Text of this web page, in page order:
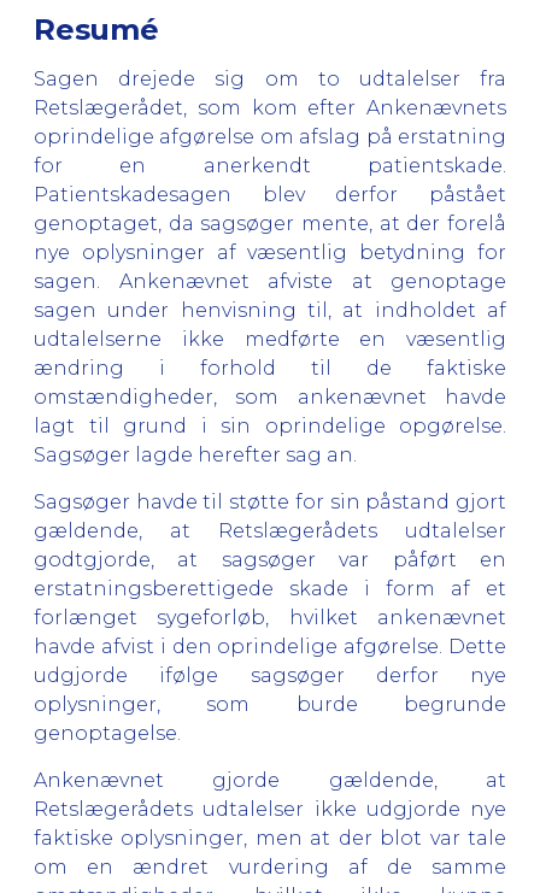
Resumé
Sagen drejede sig om to udtalelser fra
Retslægerådet, som kom efter Ankenævnets
oprindelige afgørelse om afslag på erstatning
for en anerkendt patientskade.
Patientskadesagen blev derfor påstået
genoptaget, da sagsøger mente, at der forelå
nye oplysninger af væsentlig betydning for
sagen. Ankenævnet afviste at genoptage
sagen under henvisning til, at indholdet af
udtalelserne ikke medførte en væsentlig
ændring i forhold til de faktiske
omstændigheder, som ankenævnet havde
lagt til grund i sin oprindelige opgørelse.
Sagsøger lagde herefter sag an.
Sagsøger havde til støtte for sin påstand gjort
gældende, at Retslægerådets udtalelser
godtgjorde, at sagsøger var påført en
erstatningsberettigede skade i form af et
forlænget sygeforløb, hvilket ankenævnet
havde afvist i den oprindelige afgørelse. Dette
udgjorde ifølge sagsøger derfor nye
oplysninger, som burde begrunde
genoptagelse.
Ankenævnet gjorde gældende, at
Retslægerådets udtalelser ikke udgjorde nye
faktiske oplysninger, men at der blot var tale
om en ændret vurdering af de samme